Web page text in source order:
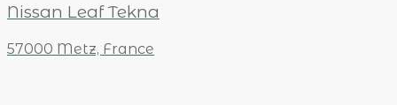
Nissan Leaf Tekna
57000 Metz, France